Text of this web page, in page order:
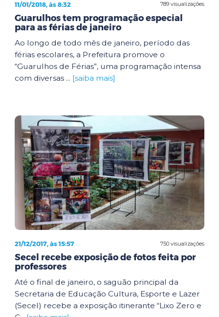
789 visualizações
11/01/2018, às 8:32
Guarulhos tem programação especial
para as férias de janeiro
Ao longo de todo mês de janeiro, período das
férias escolares, a Prefeitura promove o
“Guarulhos de Férias”, uma programação intensa
com diversas ... [saiba mais]
750 visualizações
21/12/2017, às 15:57
Secel recebe exposição de fotos feita por
professores
Até o final de janeiro, o saguão principal da
Secretaria de Educação Cultura, Esporte e Lazer
(Secel) recebe a exposição itinerante “Lixo Zero e